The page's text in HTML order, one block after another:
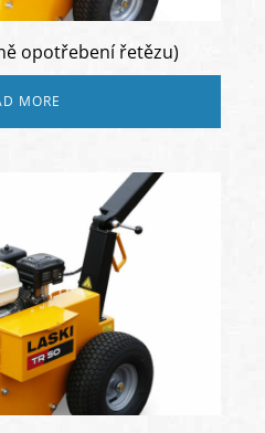
opotřebení řetězu)
MORE